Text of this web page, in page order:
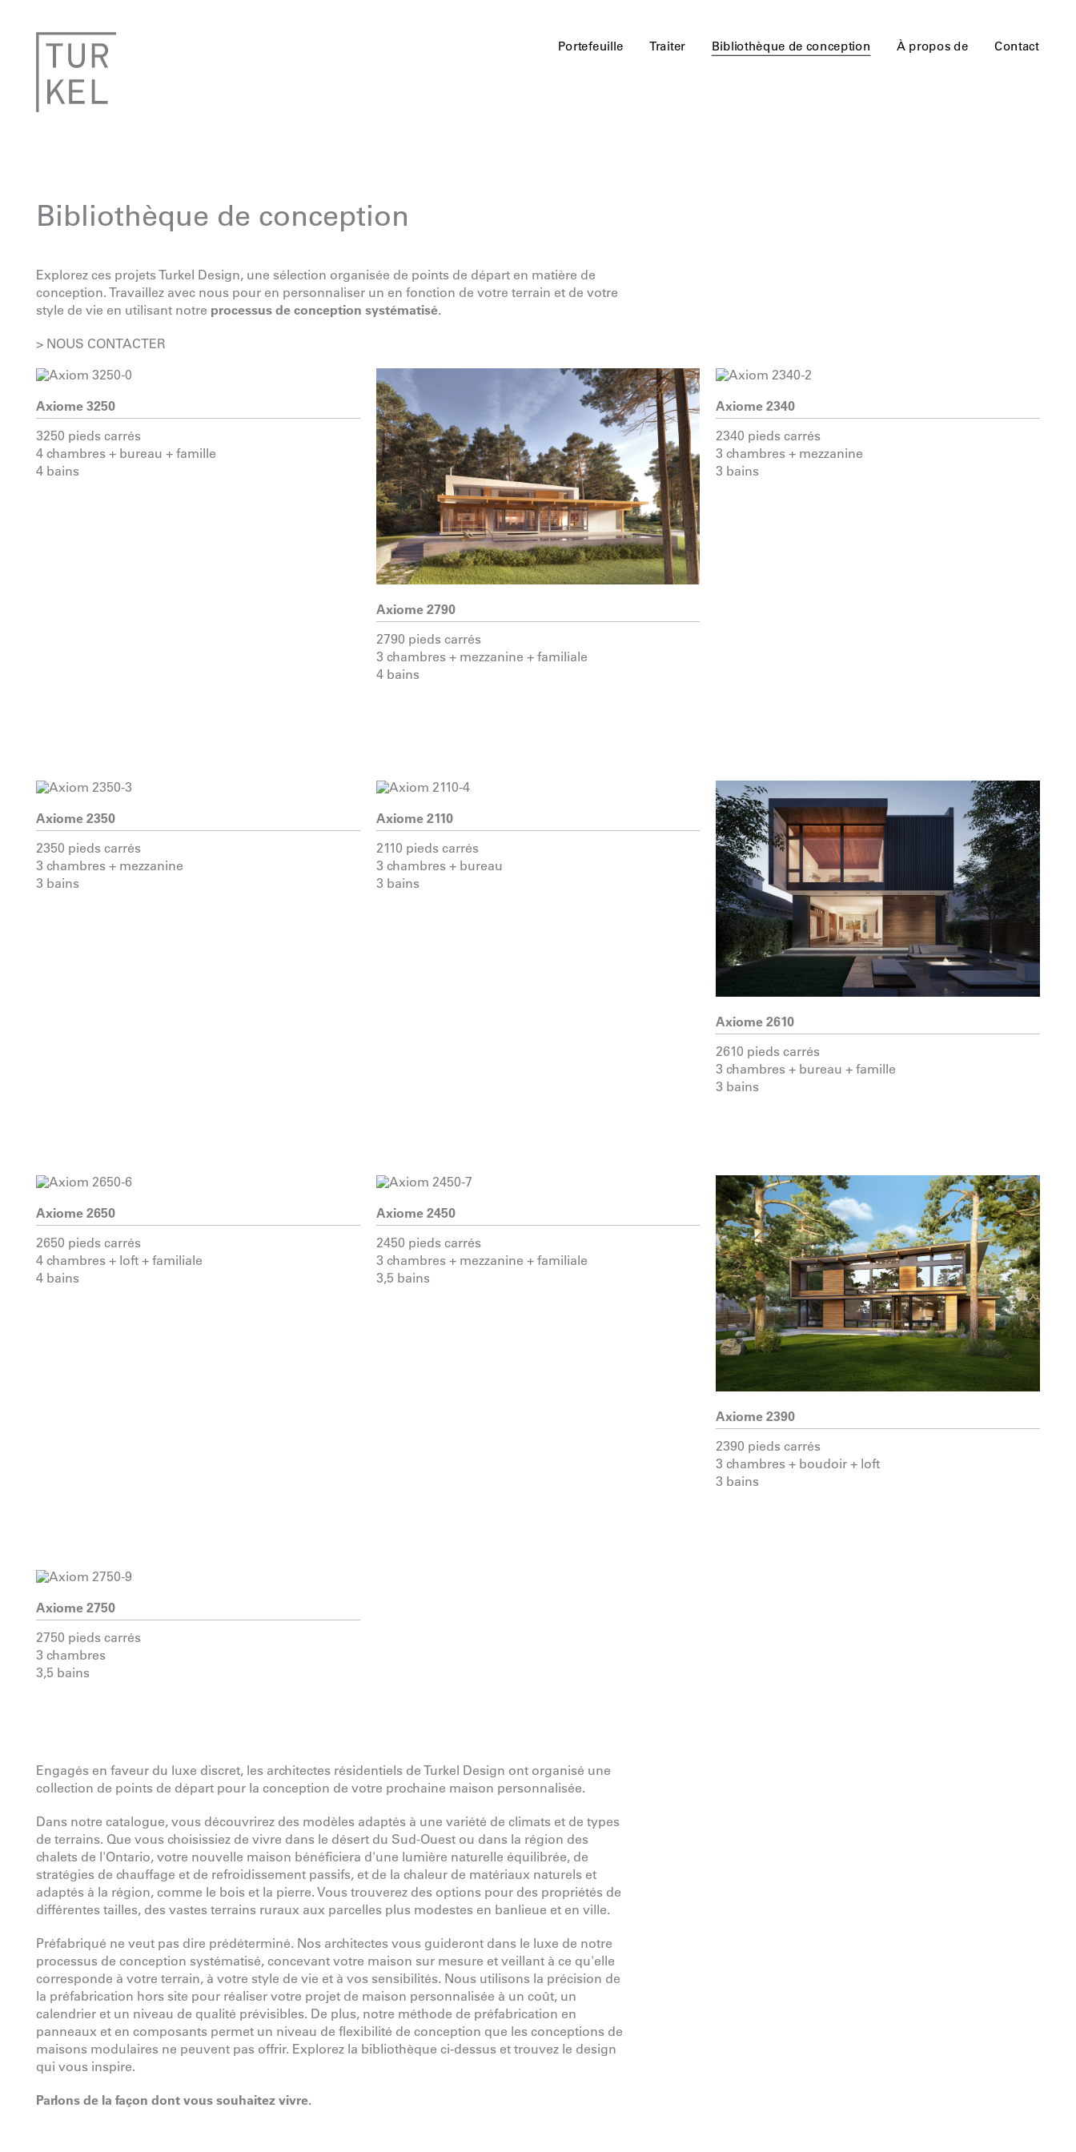
Portefeuille Traiter Bibliothèque de conception À propos de Contact
Bibliothèque de conception
Explorez ces projets Turkel Design, une sélection organisée de points de départ en matière de
conception. Travaillez avec nous pour en personnaliser un en fonction de votre terrain et de votre
style de vie en utilisant notre processus de conception systématisé.
> NOUS CONTACTER
Axiome 3250
3250 pieds carrés
4 chambres + bureau + famille
4 bains
Axiome 2790
2790 pieds carrés
3 chambres + mezzanine + familiale
4 bains
Axiome 2340
2340 pieds carrés
3 chambres + mezzanine
3 bains
Axiome 2350
2350 pieds carrés
3 chambres + mezzanine
3 bains
Axiome 2110
2110 pieds carrés
3 chambres + bureau
3 bains
Axiome 2610
2610 pieds carrés
3 chambres + bureau + famille
3 bains
Axiome 2650
2650 pieds carrés
4 chambres + loft + familiale
4 bains
Axiome 2450
2450 pieds carrés
3 chambres + mezzanine + familiale
3,5 bains
Axiome 2390
2390 pieds carrés
3 chambres + boudoir + loft
3 bains
Axiome 2750
2750 pieds carrés
3 chambres
3,5 bains
Engagés en faveur du luxe discret, les architectes résidentiels de Turkel Design ont organisé une
collection de points de départ pour la conception de votre prochaine maison personnalisée.
Dans notre catalogue, vous découvrirez des modèles adaptés à une variété de climats et de types
de terrains. Que vous choisissiez de vivre dans le désert du Sud-Ouest ou dans la région des
chalets de l'Ontario, votre nouvelle maison bénéficiera d'une lumière naturelle équilibrée, de
stratégies de chauffage et de refroidissement passifs, et de la chaleur de matériaux naturels et
adaptés à la région, comme le bois et la pierre. Vous trouverez des options pour des propriétés de
différentes tailles, des vastes terrains ruraux aux parcelles plus modestes en banlieue et en ville.
Préfabriqué ne veut pas dire prédéterminé. Nos architectes vous guideront dans le luxe de notre
processus de conception systématisé, concevant votre maison sur mesure et veillant à ce qu'elle
corresponde à votre terrain, à votre style de vie et à vos sensibilités. Nous utilisons la précision de
la préfabrication hors site pour réaliser votre projet de maison personnalisée à un coût, un
calendrier et un niveau de qualité prévisibles. De plus, notre méthode de préfabrication en
panneaux et en composants permet un niveau de flexibilité de conception que les conceptions de
maisons modulaires ne peuvent pas offrir. Explorez la bibliothèque ci-dessus et trouvez le design
qui vous inspire.
Parlons de la façon dont vous souhaitez vivre.